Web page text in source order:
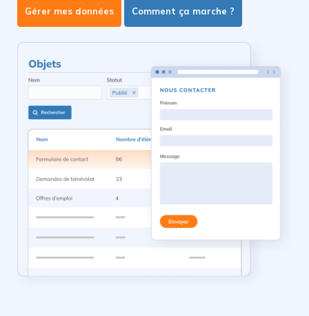
Gérer mes données Comment ça marche ?